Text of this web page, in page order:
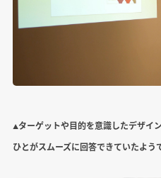
▲ターゲットや目的を意識したデザイ
ひとがスムーズに回答できていたよう